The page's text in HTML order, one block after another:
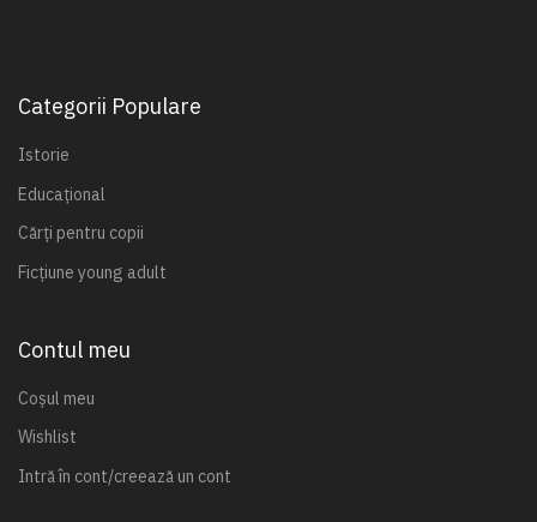
Categorii Populare
Istorie
Educațional
Cărți pentru copii
Ficțiune young adult
Contul meu
Coșul meu
Wishlist
Intră în cont/creează un cont